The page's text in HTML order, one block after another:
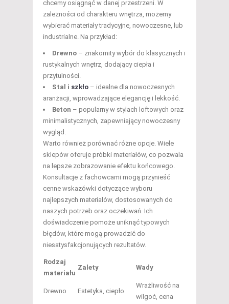
chcemy osiągnąć w danej przestrzeni. W
zależności od charakteru wnętrza, możemy
wybierać materiały tradycyjne, nowoczesne, lub
industrialne. Na przykład:
Drewno – znakomity wybór do klasycznych i
rustykalnych wnętrz, dodający ciepła i
przytulności.
Stal i szkło – idealne dla nowoczesnych
aranżacji, wprowadzające elegancję i lekkość.
Beton – popularny w stylach loftowych oraz
minimalistycznych, zapewniający nowoczesny
wygląd.
Warto również porównać różne opcje. Wiele
sklepów oferuje próbki materiałów, co pozwala
na lepsze zobrazowanie efektu końcowego.
Konsultacje z fachowcami mogą przynieść
cenne wskazówki dotyczące wyboru
najlepszych materiałów, dostosowanych do
naszych potrzeb oraz oczekiwań. Ich
doświadczenie pomoże uniknąć typowych
błędów, które mogą prowadzić do
niesatysfakcjonujących rezultatów.
Rodzaj
materiału
Zalety Wady
Drewno Estetyka, ciepło
Wrażliwość na
wilgoć, cena